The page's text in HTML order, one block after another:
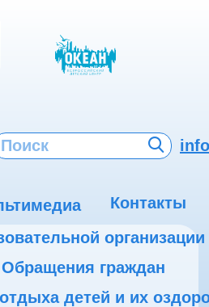
Контакты
организации
Обращения граждан
детей и их